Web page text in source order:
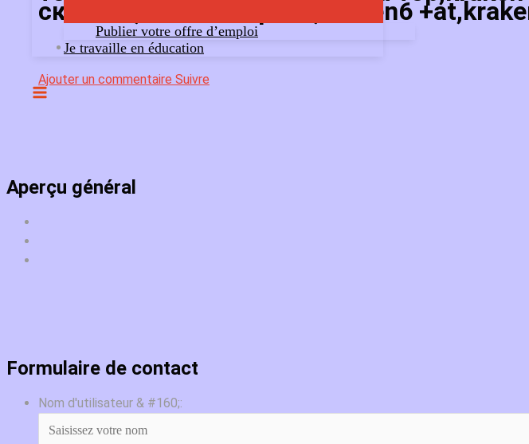
Publier votre offre d’emploi
Je travaille en éducation
скачать,kraken маркет,kraken6
Ajouter un commentaire Suivre
Aperçu général
Formulaire de contact
Nom d'utilisateur & #160;: